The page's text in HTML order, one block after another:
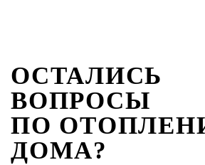
ОСТАЛИСЬ
ВОПРОСЫ
ПО
ДОМА?